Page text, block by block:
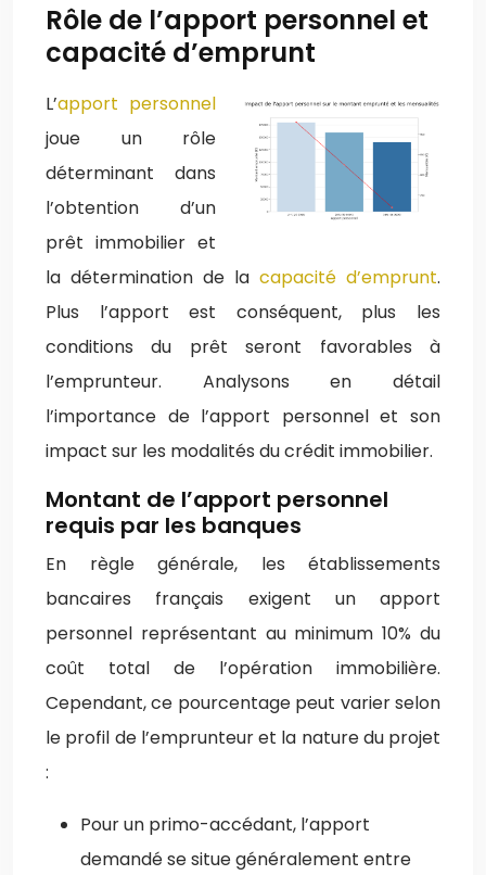
Rôle de l’apport personnel et
capacité d’emprunt
L’apport personnel
joue un rôle
déterminant dans
l’obtention d’un
prêt immobilier et
la détermination de la capacité d’emprunt.
Plus l’apport est conséquent, plus les
conditions du prêt seront favorables à
l’emprunteur. Analysons en détail
l’importance de l’apport personnel et son
impact sur les modalités du crédit immobilier.
Montant de l’apport personnel
requis par les banques
En règle générale, les établissements
bancaires français exigent un apport
personnel représentant au minimum 10% du
coût total de l’opération immobilière.
Cependant, ce pourcentage peut varier selon
le profil de l’emprunteur et la nature du projet
:
Pour un primo-accédant, l’apport
demandé se situe généralement entre